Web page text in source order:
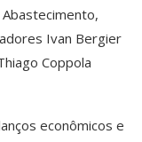
Ivan Bergier
Coppola
econômicos e